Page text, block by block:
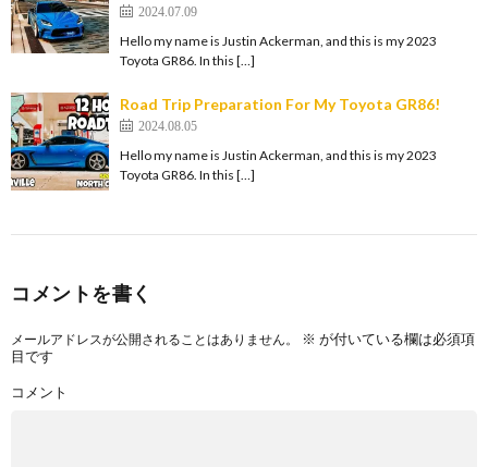
2024.07.09
Hello my name is Justin Ackerman, and this is my 2023
Toyota GR86. In this […]
Road Trip Preparation For My Toyota GR86!
2024.08.05
Hello my name is Justin Ackerman, and this is my 2023
Toyota GR86. In this […]
コメントを書く
メールアドレスが公開されることはありません。 ※ が付いている欄は必須項
目です
コメント